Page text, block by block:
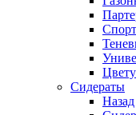
Сидераты
Назад